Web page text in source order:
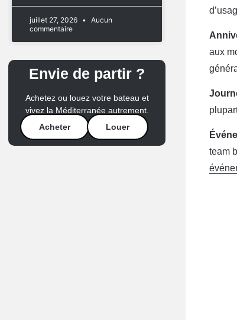
juillet 27, 2026
Aucun
commentaire
Envie de partir ?
Achetez ou louez votre bateau et
vivez la Méditerranée autrement.
Acheter
Louer
aux
team